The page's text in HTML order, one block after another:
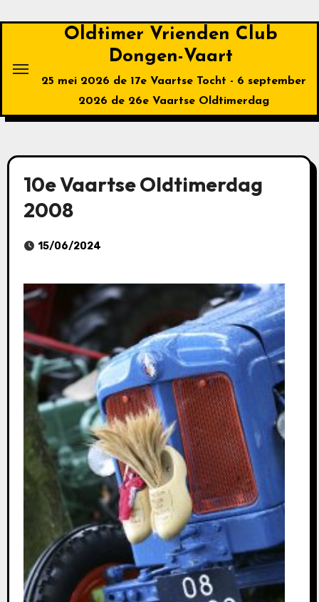
inhoud
Oldtimer Vrienden Club
Dongen-Vaart
25 mei 2026 de 17e Vaartse Tocht - 6 september
2026 de 26e Vaartse Oldtimerdag
10e Vaartse Oldtimerdag
2008
15/06/2024